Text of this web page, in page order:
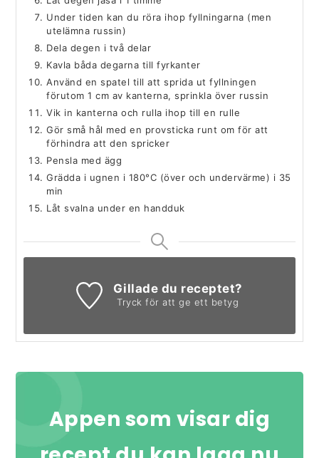
Under tiden kan du röra ihop fyllningarna (men
utelämna russin)
Dela degen i två delar
Kavla båda degarna till fyrkanter
Använd en spatel till att sprida ut fyllningen
förutom 1 cm av kanterna, sprinkla över russin
Vik in kanterna och rulla ihop till en rulle
Gör små hål med en provsticka runt om för att
förhindra att den spricker
Pensla med ägg
Grädda i ugnen i 180°C (över och undervärme) i 35
min
Låt svalna under en handduk
Gillade du receptet?
Tryck för att ge ett betyg
Appen som visar dig